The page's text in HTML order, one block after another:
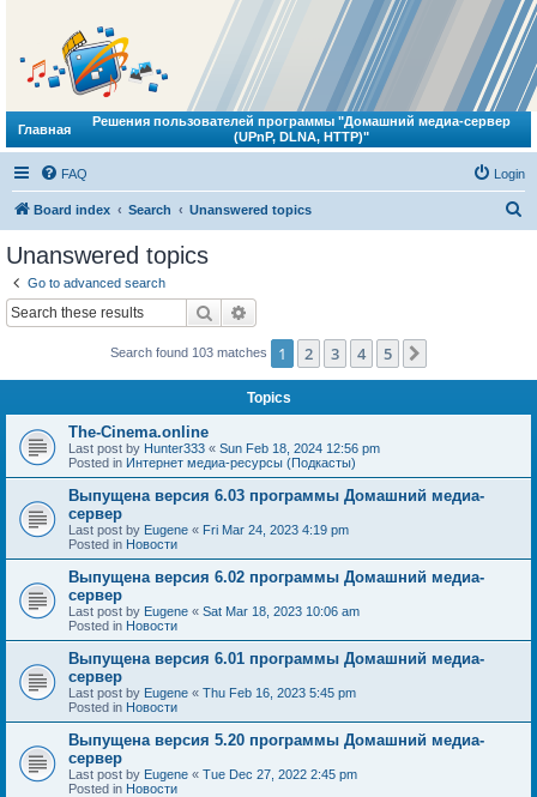
Главная
Решения пользователей программы "Домашний медиа-сервер
(UPnP, DLNA, HTTP)"
FAQ Login
Board index Search Unanswered topics
Unanswered topics
Go to advanced search
Search
Search found 103 matches 1 2 3 4 5
Topics
The-Cinema.online
Last post by Hunter333 « Sun Feb 18, 2024 12:56 pm
Posted in Интернет медиа-ресурсы (Подкасты)
Выпущена версия 6.03 программы Домашний медиа-
сервер
Last post by Eugene « Fri Mar 24, 2023 4:19 pm
Posted in Новости
Выпущена версия 6.02 программы Домашний медиа-
сервер
Last post by Eugene « Sat Mar 18, 2023 10:06 am
Posted in Новости
Выпущена версия 6.01 программы Домашний медиа-
сервер
Last post by Eugene « Thu Feb 16, 2023 5:45 pm
Posted in Новости
Выпущена версия 5.20 программы Домашний медиа-
сервер
Last post by Eugene « Tue Dec 27, 2022 2:45 pm
Posted in Новости